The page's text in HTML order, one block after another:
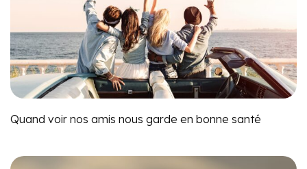
Quand voir nos amis nous garde en bonne santé